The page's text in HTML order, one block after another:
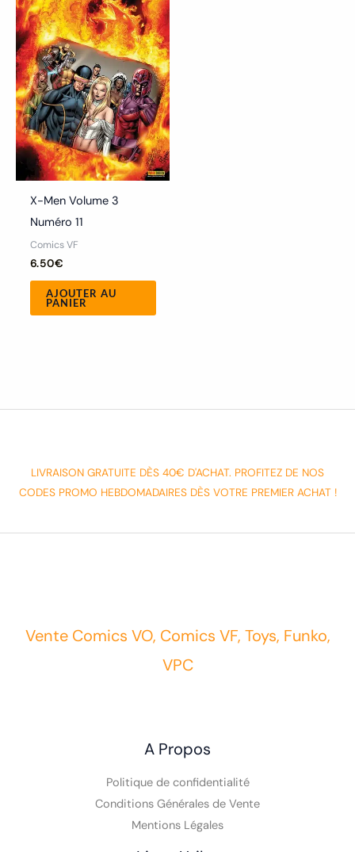
X-Men Volume 3
Numéro 11
Comics VF
6.50€
AJOUTER AU
PANIER
LIVRAISON GRATUITE DÈS 40€ D'ACHAT. PROFITEZ DE NOS
CODES PROMO HEBDOMADAIRES DÈS VOTRE PREMIER ACHAT !
Vente Comics VO, Comics VF, Toys, Funko,
VPC
A Propos
Politique de confidentialité
Conditions Générales de Vente
Mentions Légales